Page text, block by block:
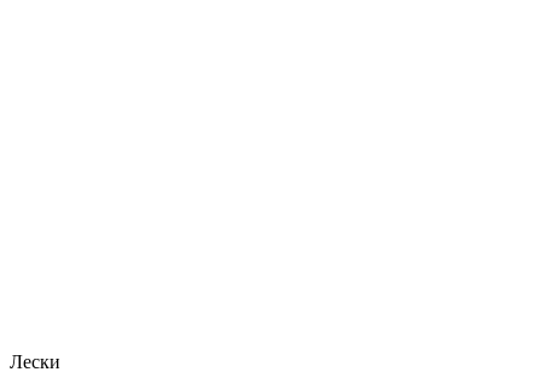
Лески